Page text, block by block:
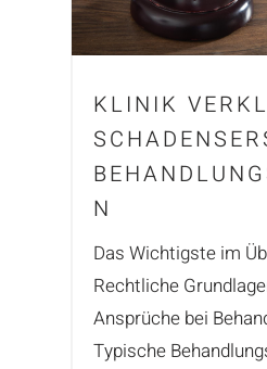
KLINIK
N
Das Wichtigste im
Rechtliche
Ansprüche bei
Typische